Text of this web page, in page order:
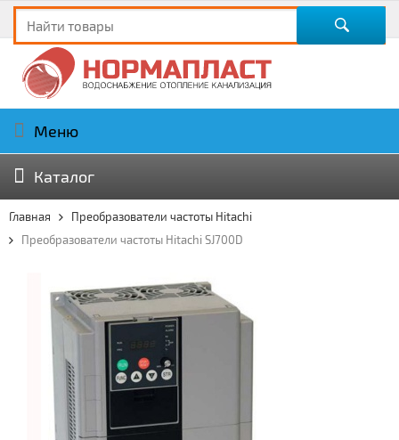
Меню
Каталог
Главная
Преобразователи частоты Hitachi
Преобразователи частоты Hitachi SJ700D